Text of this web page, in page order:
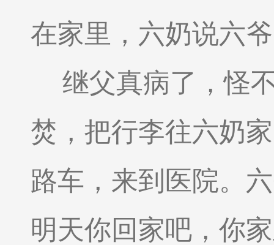
在家里，六奶说六
继父真病了，怪
焚，把行李往六奶
路车，来到医院。
明天你回家吧，你